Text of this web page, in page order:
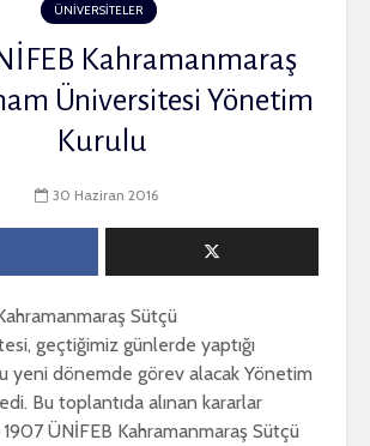
ÜNİVERSİTELER
Kahramanmaraş
Üniversitesi Yönetim
Kurulu
30 Haziran 2016
Sütçü
geçtiğimiz günlerde yaptığı
yeni dönemde görev alacak Yönetim
Bu toplantıda alınan kararlar
ÜNİFEB Kahramanmaraş Sütçü